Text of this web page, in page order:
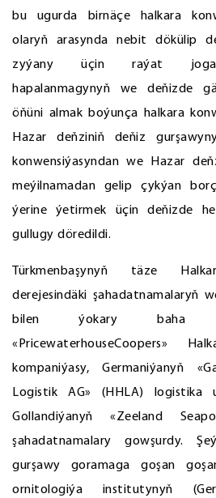
bu ugurda birnäçe halkara
olaryň arasynda nebit dökülip
zyýany üçin raýat
hapalanmagynyň we deňizde
öňüni almak boýunça halkara
Hazar deňziniň deňiz
konwensiýasyndan we Hazar
meýilnamadan gelip çykýan
ýerine ýetirmek üçin deňizde
gullugy döredildi.
Türkmenbaşynyň täze
derejesindäki şahadatnamalaryň
bilen ýokary baha
«PricewaterhouseCoopers»
kompaniýasy, Germaniýanyň
Logistik AG» (HHLA) logistika
Gollandiýanyň «Zeeland
şahadatnamalary gowşurdy.
gurşawy goramaga goşan
ornitologiýa institutynyň